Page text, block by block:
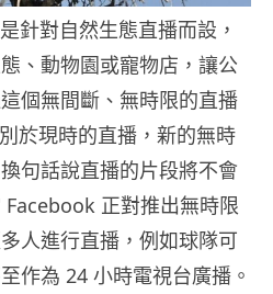
針對自然生態直播而設，
、動物園或寵物店，讓公
個無間斷、無時限的直播
於現時的直播，新的無時
句話說直播的片段將不會
正對推出無時限
人進行直播，例如球隊可
作為 24 小時電視台廣播。